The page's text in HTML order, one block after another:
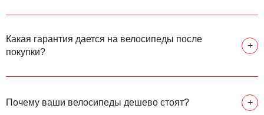
Какая гарантия дается на велосипеды после
покупки?
+
Почему ваши велосипеды дешево стоят? +